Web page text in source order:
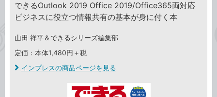
できるOutlook 2019 Office 2019/Office365両対応
ビジネスに役立つ情報共有の基本が身に付く本
山田 祥平＆できるシリーズ編集部
定価：本体1,480円＋税
インプレスの商品ページを見る